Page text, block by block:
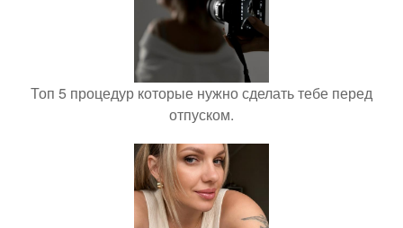
Топ 5 процедур которые нужно сделать тебе перед
отпуском.